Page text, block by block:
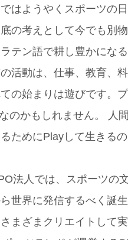
はようやくスポーツの
の考えとして今でも別
テン語で耕し豊かにな
活動は、仕事、教育、
の始まりは遊びです。
のかもしれません。
人
ためにPlayして生きる
法人では、スポーツの
世界に発信するべく誕
まざまクリエイトして